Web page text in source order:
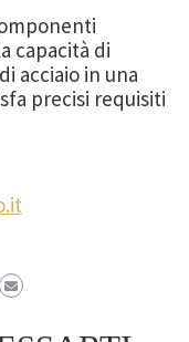
capacità di
acciaio in una
precisi requisiti